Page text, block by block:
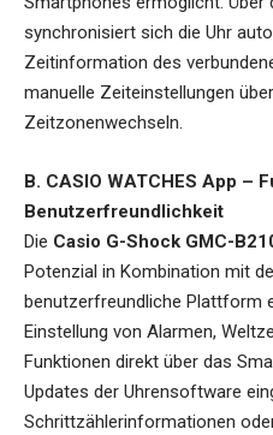
synchronisiert sich die Uhr
Zeitinformation des
manuelle Zeiteinstellungen
Zeitzonenwechseln.
B. CASIO WATCHES App –
Benutzerfreundlichkeit
Die Casio G-Shock GMC-
Potenzial in Kombination mit
benutzerfreundliche Plattform
Einstellung von Alarmen,
Funktionen direkt über das
Updates der Uhrensoftware
Schrittzählerinformationen